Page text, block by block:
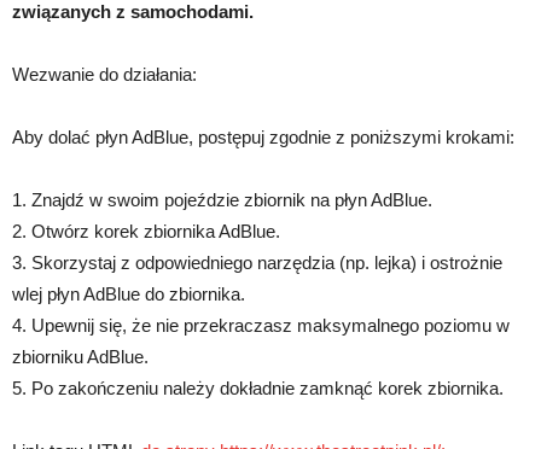
związanych z samochodami.
Wezwanie do działania:
Aby dolać płyn AdBlue, postępuj zgodnie z poniższymi krokami:
1. Znajdź w swoim pojeździe zbiornik na płyn AdBlue.
2. Otwórz korek zbiornika AdBlue.
3. Skorzystaj z odpowiedniego narzędzia (np. lejka) i ostrożnie
wlej płyn AdBlue do zbiornika.
4. Upewnij się, że nie przekraczasz maksymalnego poziomu w
zbiorniku AdBlue.
5. Po zakończeniu należy dokładnie zamknąć korek zbiornika.